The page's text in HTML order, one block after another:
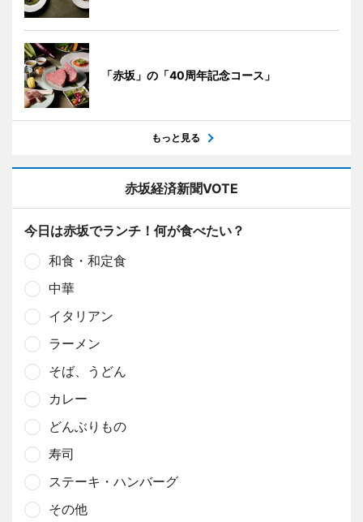
「赤坂」の「40周年記念コース」
もっと見る
赤坂経済新聞VOTE
今日は赤坂でランチ！何が食べたい？
和食・和定食
中華
イタリアン
ラーメン
そば、うどん
カレー
どんぶりもの
寿司
ステーキ・ハンバーグ
その他